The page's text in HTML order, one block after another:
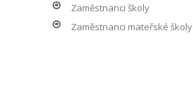
Zaměstnanci školy
Zaměstnanci mateřské školy